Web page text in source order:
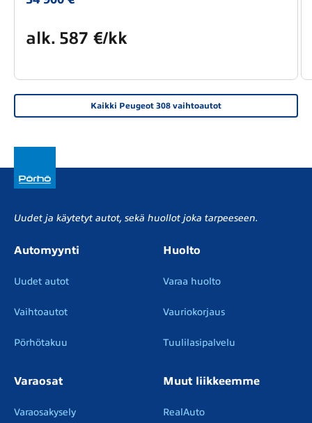
alk.587 €/kk
Kaikki Peugeot 308 vaihtoautot
Uudet ja käytetyt autot, sekä huollot joka tarpeeseen.
Automyynti
Uudet autot
Vaihtoautot
Pörhötakuu
Huolto
Varaa huolto
Vauriokorjaus
Tuulilasipalvelu
Varaosat
Varaosakysely
Muut liikkeemme
RealAuto